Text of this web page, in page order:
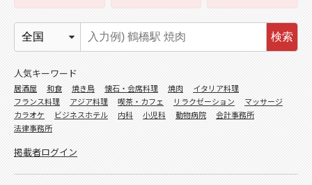
検索
人気キーワード
居酒屋 和食 焼き鳥 懐石・会席料理 焼肉
イタリア料理
フランス料理
アジア料理 喫茶・カフェ リラクゼーション
マッサージ
カラオケ
ビジネスホテル 内科 小児科 動物病院
会計事務所
法律事務所
掲載者ログイン